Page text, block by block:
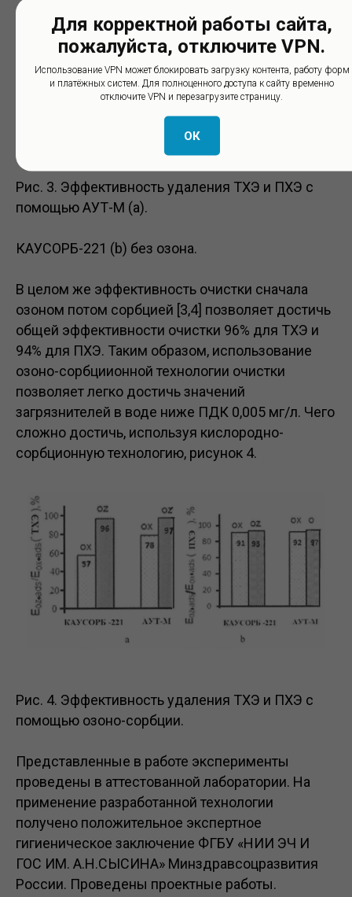
Рис. 3. Эффективность удаления ТХЭ и ПХЭ с
помощью АУТ-M (a).
КАУСОРБ-221 (b) без озона.
В целом же эффективность очистки сначала
озоном потом сорбцией [3,4] позволяет достичь
общей эффективности очистки 96% для ТХЭ и
94% для ПХЭ. Таким образом, использование
озоно-сорбциионной технологии очистки
позволяет легко достичь значений
загрязнителей в воде ниже ПДК 0,005 мг/л. Чего
сложно достичь, используя кислородно-
сорбционную технологию, рисунок 4.
Рис. 4. Эффективность удаления ТХЭ и ПХЭ с
помощью озоно-сорбции.
Представленные в работе эксперименты
проведены в аттестованной лаборатории. На
применение разработанной технологии
получено положительное экспертное
гигиеническое заключение ФГБУ «НИИ ЭЧ И
ГОС ИМ. А.Н.СЫСИНА» Минздравсоцразвития
России. Проведены проектные работы.
Для корректной работы сайта,
пожалуйста, отключите VPN.
Использование VPN может блокировать загрузку контента, работу форм
и платёжных систем. Для полноценного доступа к сайту временно
отключите VPN и перезагрузите страницу.
ОК